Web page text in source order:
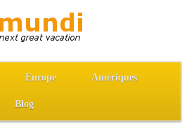
Europe Amériques
Blog